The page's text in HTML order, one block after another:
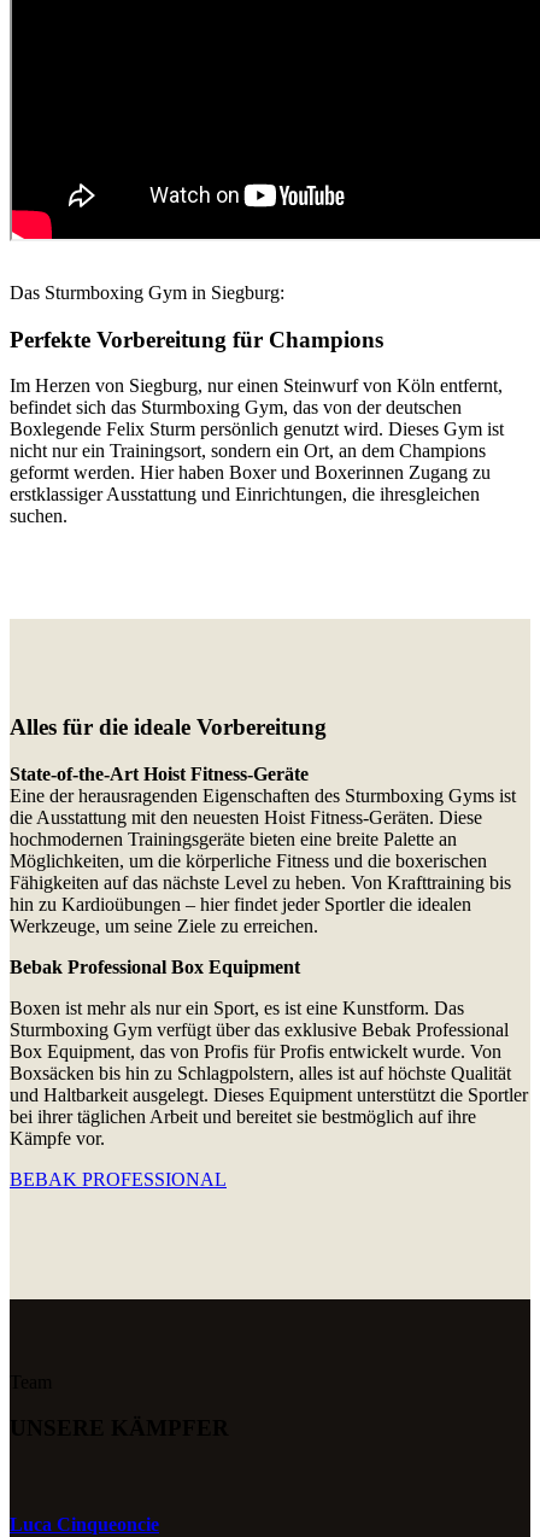
Das Sturmboxing Gym in Siegburg:
Perfekte Vorbereitung für Champions
Im Herzen von Siegburg, nur einen Steinwurf von Köln entfernt,
befindet sich das Sturmboxing Gym, das von der deutschen
Boxlegende Felix Sturm persönlich genutzt wird. Dieses Gym ist
nicht nur ein Trainingsort, sondern ein Ort, an dem Champions
geformt werden. Hier haben Boxer und Boxerinnen Zugang zu
erstklassiger Ausstattung und Einrichtungen, die ihresgleichen
suchen.
Alles für die ideale Vorbereitung
State-of-the-Art Hoist Fitness-Geräte
Eine der herausragenden Eigenschaften des Sturmboxing Gyms ist
die Ausstattung mit den neuesten Hoist Fitness-Geräten. Diese
hochmodernen Trainingsgeräte bieten eine breite Palette an
Möglichkeiten, um die körperliche Fitness und die boxerischen
Fähigkeiten auf das nächste Level zu heben. Von Krafttraining bis
hin zu Kardioübungen – hier findet jeder Sportler die idealen
Werkzeuge, um seine Ziele zu erreichen.
Bebak Professional Box Equipment
Boxen ist mehr als nur ein Sport, es ist eine Kunstform. Das
Sturmboxing Gym verfügt über das exklusive Bebak Professional
Box Equipment, das von Profis für Profis entwickelt wurde. Von
Boxsäcken bis hin zu Schlagpolstern, alles ist auf höchste Qualität
und Haltbarkeit ausgelegt. Dieses Equipment unterstützt die Sportler
bei ihrer täglichen Arbeit und bereitet sie bestmöglich auf ihre
Kämpfe vor.
BEBAK PROFESSIONAL
Luca Cinqueoncie